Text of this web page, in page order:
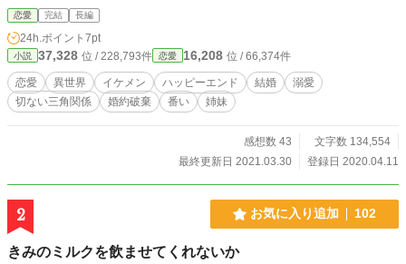
掲載してます
恋愛 完結 長編
24h.ポイント 7pt
小説 37,328 位 / 228,793件 恋愛 16,208 位 / 66,374件
恋愛 異世界 イケメン ハッピーエンド 結婚
溺愛
切ない三角関係
婚約破棄 番い 姉妹
感想数 43
文字数 134,554
最終更新日 2021.03.30
登録日 2020.04.11
2 お気に入り追加 102
きみのミルクを飲ませてくれないか